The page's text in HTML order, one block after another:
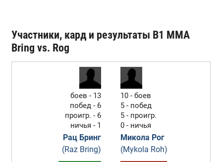
Участники, кард и результаты B1 MMA
Bring vs. Rog
боев - 13
побед - 6
проигр. - 6
ничья - 1
Рац Бринг
(Raz Bring)
10 - боев
5 - побед
5 - проигр.
0 - ничья
Микола Рог
(Mykola Roh)